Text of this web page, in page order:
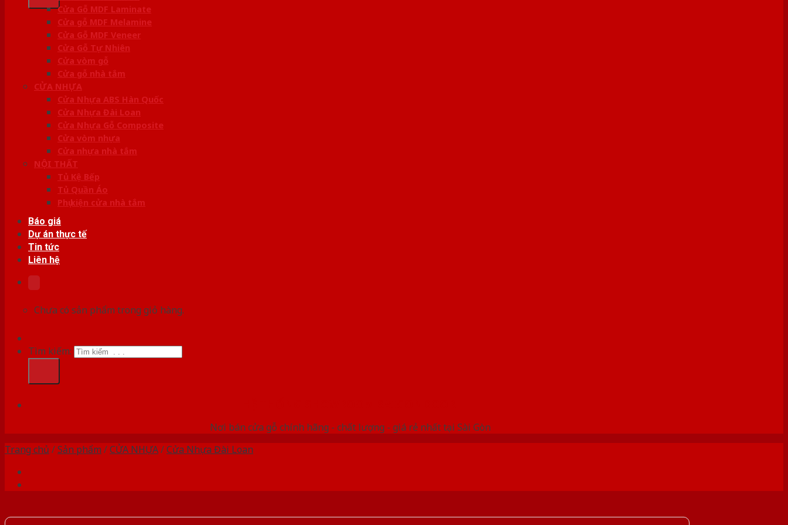
Cửa Gỗ MDF Laminate
Cửa gỗ MDF Melamine
Cửa Gỗ MDF Veneer
Cửa Gỗ Tự Nhiên
Cửa vòm gỗ
Cửa gỗ nhà tắm
CỬA NHỰA
Cửa Nhựa ABS Hàn Quốc
Cửa Nhựa Đài Loan
Cửa Nhựa Gỗ Composite
Cửa vòm nhựa
Cửa nhựa nhà tắm
NỘI THẤT
Tủ Kệ Bếp
Tủ Quần Áo
Phụ kiện cửa nhà tắm
Báo giá
Dự án thực tế
Tin tức
Liên hệ
Chưa có sản phẩm trong giỏ hàng.
Tìm kiếm:
Nơi bán cửa gỗ chính hãng - chất lượng - giá rẻ nhất tại Sài Gòn
Trang chủ /Sản phẩm /CỬA NHỰA/Cửa Nhựa Đài Loan